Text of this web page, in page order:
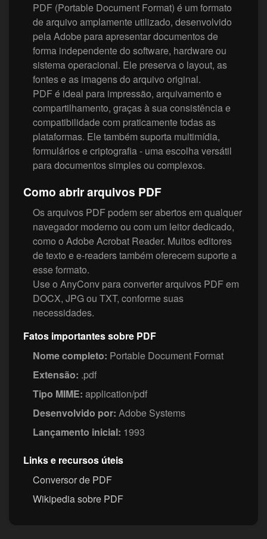
PDF (Portable Document Format) é um formato
de arquivo amplamente utilizado, desenvolvido
pela Adobe para apresentar documentos de
forma independente do software, hardware ou
sistema operacional. Ele preserva o layout, as
fontes e as imagens do arquivo original.
PDF é ideal para impressão, arquivamento e
compartilhamento, graças à sua consistência e
compatibilidade com praticamente todas as
plataformas. Ele também suporta multimídia,
formulários e criptografia - uma escolha versátil
para documentos simples ou complexos.
Como abrir arquivos PDF
Os arquivos PDF podem ser abertos em qualquer
navegador moderno ou com um leitor dedicado,
como o Adobe Acrobat Reader. Muitos editores
de texto e e-readers também oferecem suporte a
esse formato.
Use o AnyConv para converter arquivos PDF em
DOCX, JPG ou TXT, conforme suas
necessidades.
Fatos importantes sobre PDF
Nome completo: Portable Document Format
Extensão: .pdf
Tipo MIME: application/pdf
Desenvolvido por: Adobe Systems
Lançamento inicial: 1993
Links e recursos úteis
Conversor de PDF
Wikipedia sobre PDF